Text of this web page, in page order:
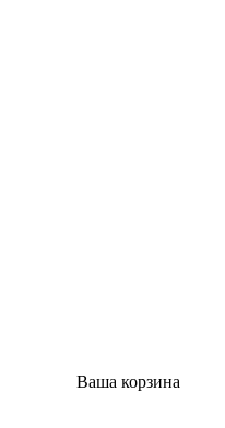
Ваша корзина